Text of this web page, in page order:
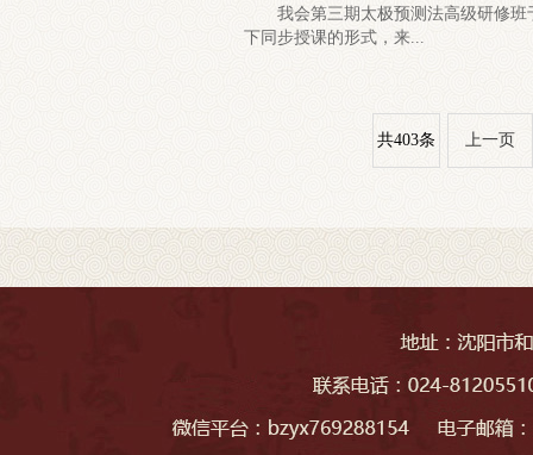
我会第三期太极预测法高级研修班于
下同步授课的形式，来...
共403条 上一页